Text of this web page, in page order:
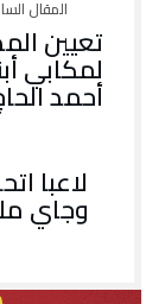
تعيين
لمكابي
أحمد
لاعبا
وجاي